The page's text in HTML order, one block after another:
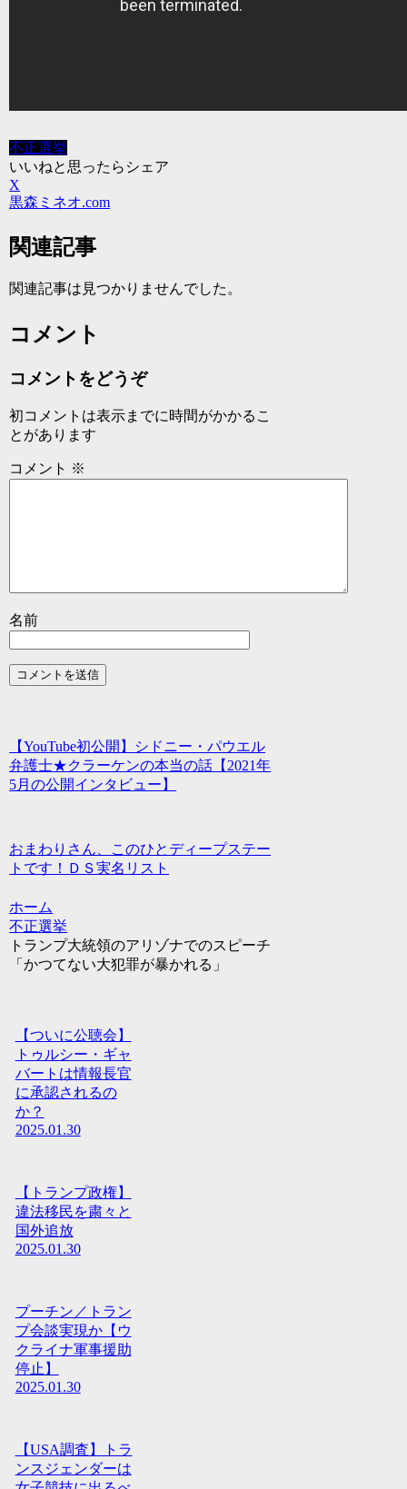
不正選挙
いいねと思ったらシェア
X
黒森ミネオ.com
関連記事
関連記事は見つかりませんでした。
コメント
コメントをどうぞ
初コメントは表示までに時間がかかるこ
とがあります
コメント ※
名前
【YouTube初公開】シドニー・パウエル
弁護士★クラーケンの本当の話【2021年
5月の公開インタビュー】
おまわりさん、このひとディープステー
トです！ＤＳ実名リスト
ホーム
不正選挙
トランプ大統領のアリゾナでのスピーチ
「かつてない大犯罪が暴かれる」
【ついに公聴会】
トゥルシー・ギャ
バートは情報長官
に承認されるの
か？
2025.01.30
【トランプ政権】
違法移民を粛々と
国外追放
2025.01.30
プーチン／トラン
プ会談実現か【ウ
クライナ軍事援助
停止】
2025.01.30
【USA調査】トラ
ンスジェンダーは